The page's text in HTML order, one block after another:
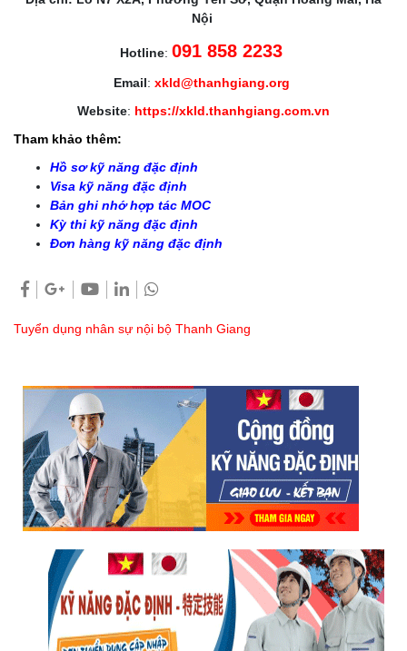
Nội
Hotline: 091 858 2233
Email: xkld@thanhgiang.org
Website: https://xkld.thanhgiang.com.vn
Tham khảo thêm:
Hồ sơ kỹ năng đặc định
Visa kỹ năng đặc định
Bản ghi nhớ hợp tác MOC
Kỳ thi kỹ năng đặc định
Đơn hàng kỹ năng đặc định
Tuyển dụng nhân sự nội bộ Thanh Giang